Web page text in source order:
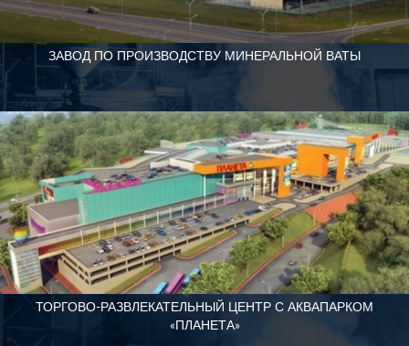
ЗАВОД ПО ПРОИЗВОДСТВУ МИНЕРАЛЬНОЙ ВАТЫ
ТОРГОВО-РАЗВЛЕКАТЕЛЬНЫЙ ЦЕНТР С АКВАПАРКОМ
«ПЛАНЕТА»